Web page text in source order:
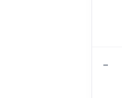
−